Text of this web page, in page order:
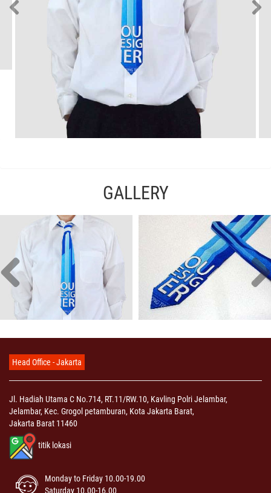
GALLERY
Head Office - Jakarta
Jl. Hadiah Utama C No.714, RT.11/RW.10, Kavling Polri Jelambar,
Jelambar, Kec. Grogol petamburan, Kota Jakarta Barat,
Jakarta Barat 11460
titik lokasi
Monday to Friday 10.00-19.00
Saturday 10.00-16.00